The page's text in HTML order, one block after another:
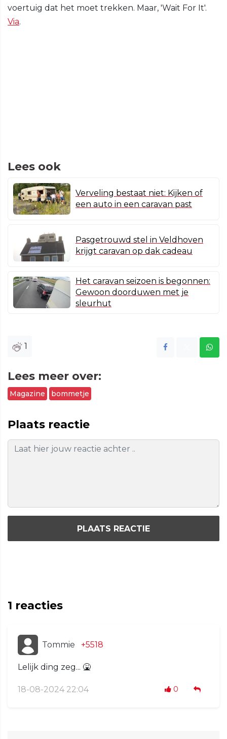
voertuig dat het moet trekken. Maar, 'Wait For It'.
Via.
Lees ook
Verveling bestaat niet: Kijken of
een auto in een caravan past
Pasgetrouwd stel in Veldhoven
krijgt caravan op dak cadeau
Het caravan seizoen is begonnen:
Gewoon doorduwen met je
sleurhut
1
Lees meer over:
Magazine bommetje
Plaats reactie
PLAATS REACTIE
1 reacties
Tommie +5518
Lelijk ding zeg... 🤮
18-08-2024 22:04 0